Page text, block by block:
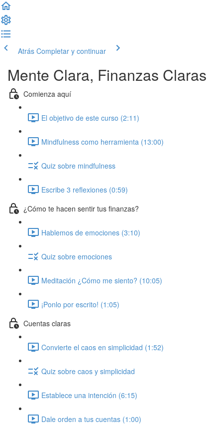
Atrás Completar y continuar
Mente Clara, Finanzas Claras
Comienza aquí
El objetivo de este curso (2:11)
Mindfulness como herramienta (13:00)
Quiz sobre mindfulness
Escribe 3 reflexiones (0:59)
¿Cómo te hacen sentir tus finanzas?
Hablemos de emociones (3:10)
Quiz sobre emociones
Meditación ¿Cómo me siento? (10:05)
¡Ponlo por escrito! (1:05)
Cuentas claras
Convierte el caos en simplicidad (1:52)
Quiz sobre caos y simplicidad
Establece una intención (6:15)
Dale orden a tus cuentas (1:00)